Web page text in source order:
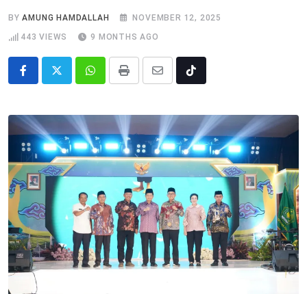
BYAMUNG HAMDALLAH
NOVEMBER 12, 2025
443 VIEWS 9 MONTHS AGO
Whatsapp
Print
Share
Email
Tiktok